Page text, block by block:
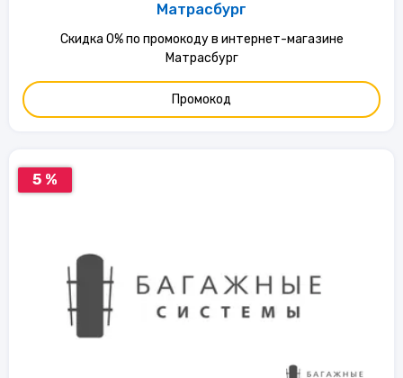
Матрасбург
Скидка 0% по промокоду в интернет-магазине
Матрасбург
Промокод
5 %